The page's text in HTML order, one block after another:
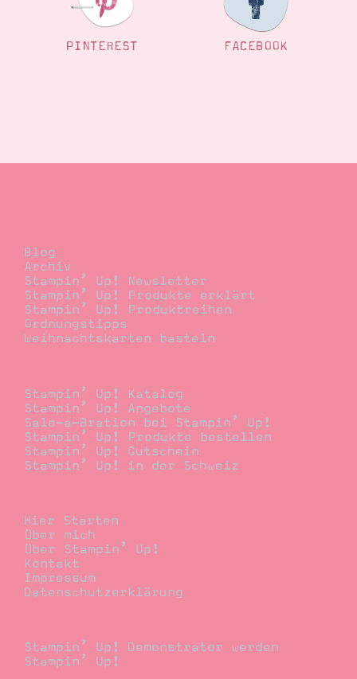
PINTEREST FACEBOOK
Blog
Archiv
Stampin’ Up! Newsletter
Stampin’ Up! Produkte erklärt
Stampin’ Up! Produktreihen
Ordnungstipps
Weihnachtskarten basteln
Stampin’ Up! Katalog
Stampin’ Up! Angebote
Sale-a-Bration bei Stampin’ Up!
Stampin’ Up! Produkte bestellen
Stampin’ Up! Gutschein
Stampin’ Up! in der Schweiz
Hier Starten
Über mich
Über Stampin’ Up!
Kontakt
Impressum
Datenschutzerklärung
Stampin’ Up! Demonstrator werden
Stampin’ Up!